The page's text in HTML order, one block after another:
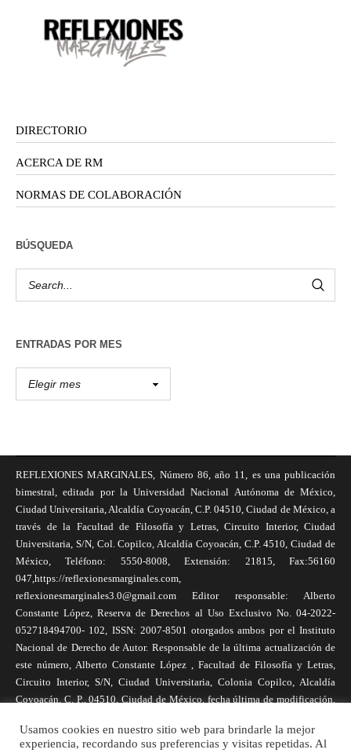
DIRECTORIO
ACERCA DE RM
NORMAS DE COLABORACIÓN
BÚSQUEDA
ENTRADAS POR MES
REFLEXIONES MARGINALES, Número 86, año 11, es una publicación
bimestral, editada por la Universidad Nacional Autónoma de México,
Ciudad Universitaria, Alcaldía Coyoacán, C.P. 04510, Ciudad de México, a
través de la Facultad de Filosofía y Letras, Circuito Interior, Ciudad
Universitaria, S/N, Col. Copilco, Alcaldía Coyoacán, C.P. 4510, Ciudad de
México, Teléfono: 5550-8008, Extensión: 21815, Fax:56160
047,https://reflexionesmarginales.com,
reflexionesmarginales3.0@gmail.com Editor responsable: Alberto
Constante López, Reserva de Derechos al Uso Exclusivo No. 04-2022-
052718494700- 102, ISSN: 2007-8501 otorgados ambos por el Instituto
Nacional de Derecho de Autor. Responsable de la última actualización de
este número, Alberto Constante López , Facultad de Filosofía y Letras,
Circuito Interior, S/N, Ciudad Universitaria, Colonia Copilco, Alcaldía
Coyoacán, C. P., 04510, Ciudad de México, fecha última de modificación,
necesariamente reflejan la postura de la revista, ni de Universidad Nacional
Usamos cookies en nuestro sitio web para brindarle la mejor
experiencia, recordando sus preferencias y visitas repetidas. Al